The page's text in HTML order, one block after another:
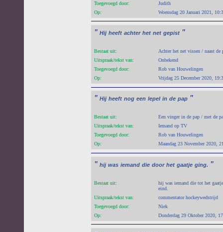
Toegevoegd door:
Judith
Op:
Woensdag 20 Januari 2021,
" Hij heeft achter het net gepist "
Bestaat uit:
Achter het net vissen / naast de
Uitspraak/tekst van:
Onbekend
Toegevoegd door:
Rob van Houwelingen
Op:
Vrijdag 25 December 2020,
" Hij heeft nog een lepel in de pap "
Bestaat uit:
Een vinger in de pap / met de
Uitspraak/tekst van:
Iemand op TV
Toegevoegd door:
Rob van Houwelingen
Op:
Maandag 23 November 2020,
" hij was iemand die door het gaatje ging. "
Bestaat uit:
hij was iemand die tot het
eind.
Uitspraak/tekst van:
commentator hockeywedstrijd
Toegevoegd door:
Niek
Op:
Donderdag 29 Oktober 2020,